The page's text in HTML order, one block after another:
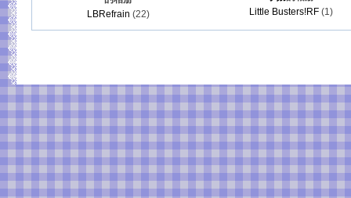
LBRefrain (22)
Little Busters!RF(1)